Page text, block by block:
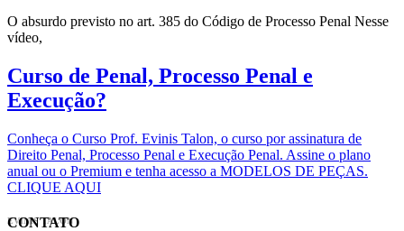
O absurdo previsto no art. 385 do Código de Processo Penal Nesse
vídeo,
Curso de Penal, Processo Penal e
Execução?
Conheça o Curso Prof. Evinis Talon, o curso por assinatura de
Direito Penal, Processo Penal e Execução Penal. Assine o plano
anual ou o Premium e tenha acesso a MODELOS DE PEÇAS.
CLIQUE AQUI
EVINIS TALON
CONTATO